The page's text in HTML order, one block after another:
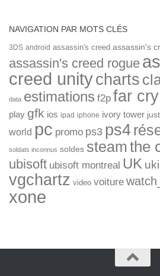
NAVIGATION PAR MOTS CLÉS
3DS android assassin's creed assassin's
assassin's creed rogue
creed unitycharts
data estimations f2p far
play gfk ios ipad iphone ivory tower
world pc promo ps3 ps4
soldats inconnus soldes steamthe
ubisoft ubisoft montreal UK
vgchartz video voiture
xone